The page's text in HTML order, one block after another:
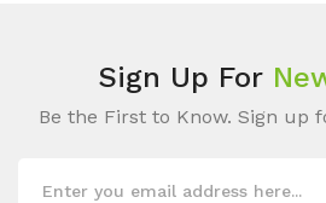
Sign Up For
Be the First to Know. Sign up